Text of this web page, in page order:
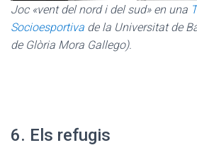
Joc «vent del nord i del sud» en una
Socioesportiva de la Universitat de
de Glòria Mora Gallego).
6. Els refugis